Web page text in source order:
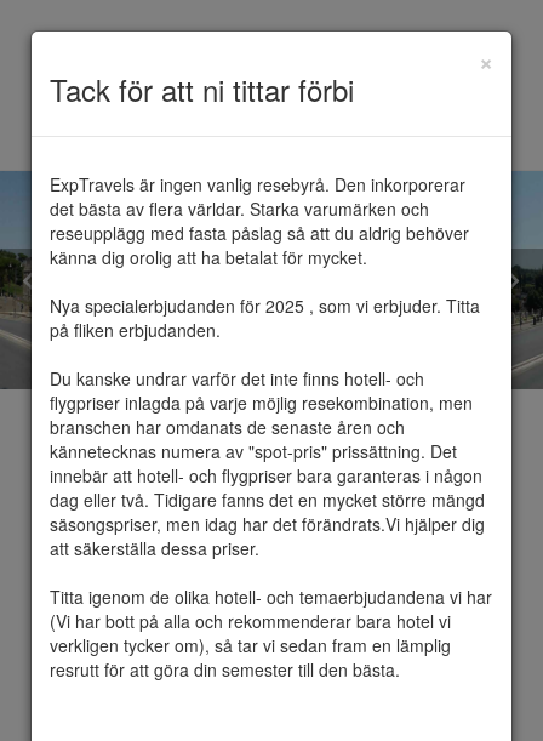
Tack för att ni tittar förbi
×
ExpTravels är ingen vanlig resebyrå. Den inkorporerar
det bästa av flera världar. Starka varumärken och
reseupplägg med fasta påslag så att du aldrig behöver
känna dig orolig att ha betalat för mycket.
Nya specialerbjudanden för 2025 , som vi erbjuder. Titta
på fliken erbjudanden.
Du kanske undrar varför det inte finns hotell- och
flygpriser inlagda på varje möjlig resekombination, men
branschen har omdanats de senaste åren och
kännetecknas numera av "spot-pris" prissättning. Det
innebär att hotell- och flygpriser bara garanteras i någon
dag eller två. Tidigare fanns det en mycket större mängd
säsongspriser, men idag har det förändrats.Vi hjälper dig
att säkerställa dessa priser.
Titta igenom de olika hotell- och temaerbjudandena vi har
(Vi har bott på alla och rekommenderar bara hotel vi
verkligen tycker om), så tar vi sedan fram en lämplig
resrutt för att göra din semester till den bästa.
Italien
Formellt Republiken Italien, är en enhetlig
parlamentarisk republik i Sydeuropa. I norr
gränsar landet till Schweiz och Österrike